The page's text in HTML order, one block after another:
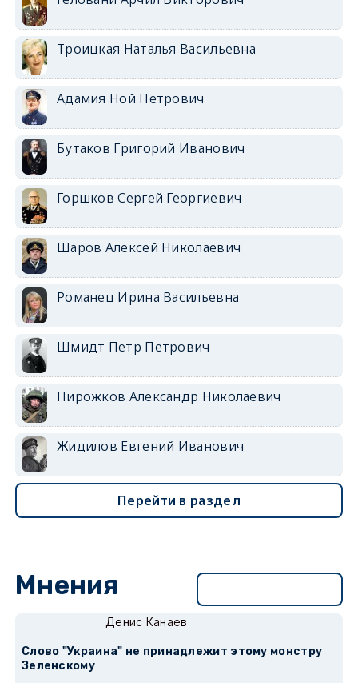
Троицкая Наталья Васильевна
Адамия Ной Петрович
Бутаков Григорий Иванович
Горшков Сергей Георгиевич
Шаров Алексей Николаевич
Романец Ирина Васильевна
Шмидт Петр Петрович
Пирожков Александр Николаевич
Жидилов Евгений Иванович
Перейти в раздел
Мнения
Денис Канаев
Слово "Украина" не принадлежит этому монстру
Зеленскому